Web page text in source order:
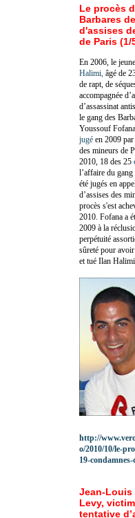
Le procès
Barbares
d'assises
de Paris (1/
En 2006, le
Halimi, âgé de
de rapt, de
accompagnée
d’assassinat
le gang des
Youssouf
jugé en 2009
des mineurs de
2010, 18 des 25
l’affaire du
été jugés en
d’assises des
procès s'est
2010. Fofana a
2009 à la
perpétuité
sûreté pour
et tué Ilan
http://
o/2010/10/le-
19-
Jean-Louis
Levy,
tentative